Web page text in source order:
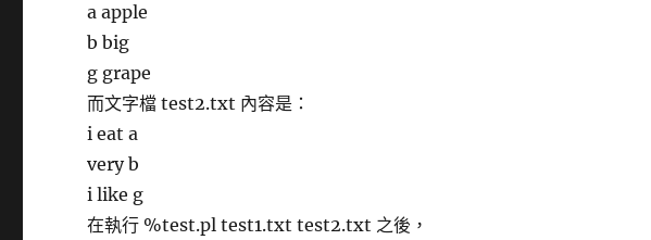
a apple
b big
g grape
而文字檔 test2.txt 內容是：
i eat a
very b
i like g
在執行 %test.pl test1.txt test2.txt 之後，